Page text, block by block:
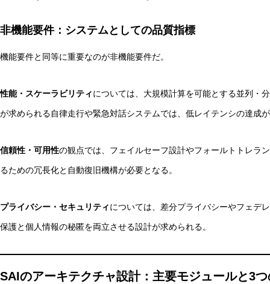
非機能要件：システムとしての品質指標
機能要件と同等に重要なのが非機能要件だ。
性能・スケーラビリティについては、大規模計算を可能とする並列・
が求められる自律走行や緊急対話システムでは、低レイテンシの達成
信頼性・可用性の観点では、フェイルセーフ設計やフォールトトレラ
るための冗長化と自動復旧機構が必要となる。
プライバシー・セキュリティについては、差分プライバシーやフェデ
保護と個人情報の秘匿を両立させる設計が求められる。
SAIのアーキテクチャ設計：主要モジュールと3